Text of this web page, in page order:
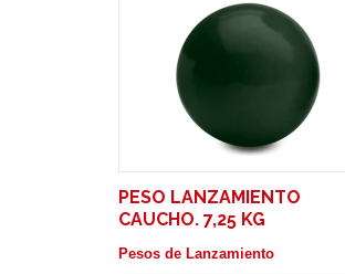
PESO LANZAMIENTO
CAUCHO. 7,25 KG
Pesos de Lanzamiento